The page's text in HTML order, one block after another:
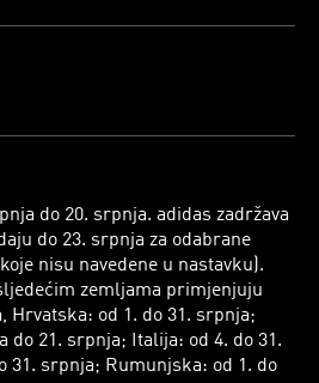
do 20. srpnja. adidas zadržava
do 23. srpnja za odabrane
nisu navedene u nastavku).
zemljama primjenjuju
od 1. do 31. srpnja;
do 21. srpnja; Italija: od 4. do 31.
31. srpnja; Rumunjska: od 1. do